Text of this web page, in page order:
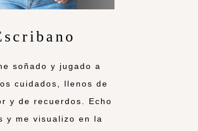
soñado y jugado a
cuidados, llenos de
y de recuerdos. Echo
y me visualizo en la